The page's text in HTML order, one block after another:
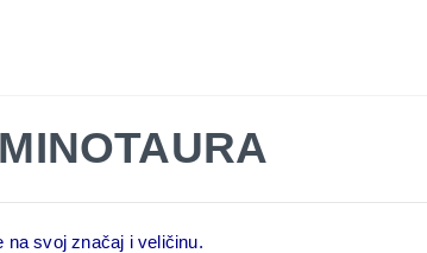
na svoj značaj i veličinu.